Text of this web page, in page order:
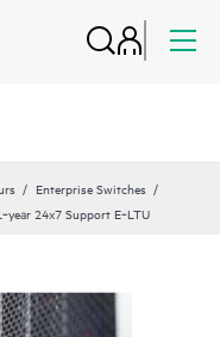
Enterprise Switches
24x7 Support E‑LTU